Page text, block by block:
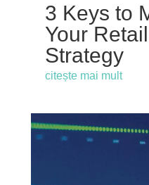
3 Keys to
Your
Strategy
citește mai mult